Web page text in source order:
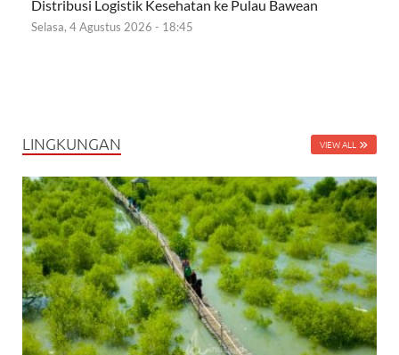
Distribusi Logistik Kesehatan ke Pulau Bawean
Selasa, 4 Agustus 2026 - 18:45
LINGKUNGAN VIEW ALL